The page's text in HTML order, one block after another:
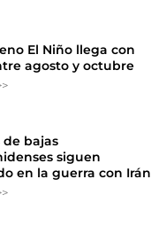
El Niño llega con
agosto y octubre
de bajas
siguen
en la guerra con Irán